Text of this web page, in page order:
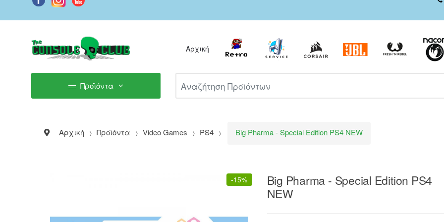
Αρχική
Προϊόντα
Αρχική Προϊόντα Video Games PS4 Big Pharma - Special Edition PS4 NEW
-15%
Big Pharma - Special Edition PS4
NEW